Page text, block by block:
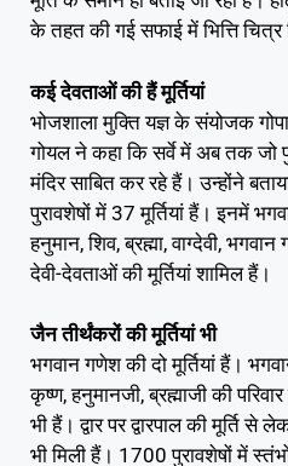
के तहत की गई सफाई में भित्ति चित्र
कई देवताओं की हैं मूर्तियां
भोजशाला मुक्ति यज्ञ के संयोजक
गोयल ने कहा कि सर्वे में अब तक जो
मंदिर साबित कर रहे हैं। उन्होंने
पुरावशेषों में 37 मूर्तियां हैं। इनमें
हनुमान, शिव, ब्रह्मा, वाग्देवी,
देवी-देवताओं की मूर्तियां शामिल हैं।
जैन तीर्थंकरों की मूर्तियां भी
भगवान गणेश की दो मूर्तियां हैं।
कृष्ण, हनुमानजी, ब्रह्माजी की
भी हैं। द्वार पर द्वारपाल की मूर्ति से
भी मिली हैं। 1700 पुरावशेषों में